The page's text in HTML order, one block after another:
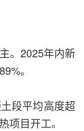
。2025年内新
。
段平均高度超
项目开工。